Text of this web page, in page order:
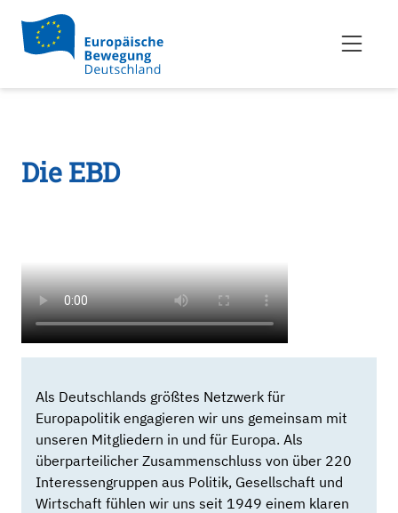
Die EBD
Als Deutschlands größtes Netzwerk für
Europapolitik engagieren wir uns gemeinsam mit
unseren Mitgliedern in und für Europa. Als
überparteilicher Zusammenschluss von über 220
Interessengruppen aus Politik, Gesellschaft und
Wirtschaft fühlen wir uns seit 1949 einem klaren